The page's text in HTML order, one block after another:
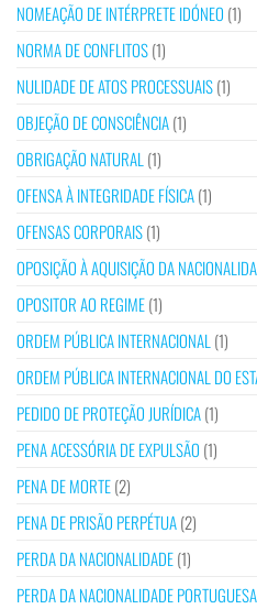
NOMEAÇÃO DE INTÉRPRETE IDÓNEO (1)
NORMA DE CONFLITOS(1)
NULIDADE DE ATOS PROCESSUAIS(1)
OBJEÇÃO DE CONSCIÊNCIA(1)
OBRIGAÇÃO NATURAL (1)
OFENSA À INTEGRIDADE FÍSICA(1)
OFENSAS CORPORAIS(1)
OPOSIÇÃO À AQUISIÇÃO DA
OPOSITOR AO REGIME(1)
ORDEM PÚBLICA INTERNACIONAL (1)
ORDEM PÚBLICA INTERNACIONAL DO
PEDIDO DE PROTEÇÃO JURÍDICA(1)
PENA ACESSÓRIA DE EXPULSÃO (1)
PENA DE MORTE(2)
PENA DE PRISÃO PERPÉTUA(2)
PERDA DA NACIONALIDADE(1)
PERDA DA NACIONALIDADE PORTUGUESA